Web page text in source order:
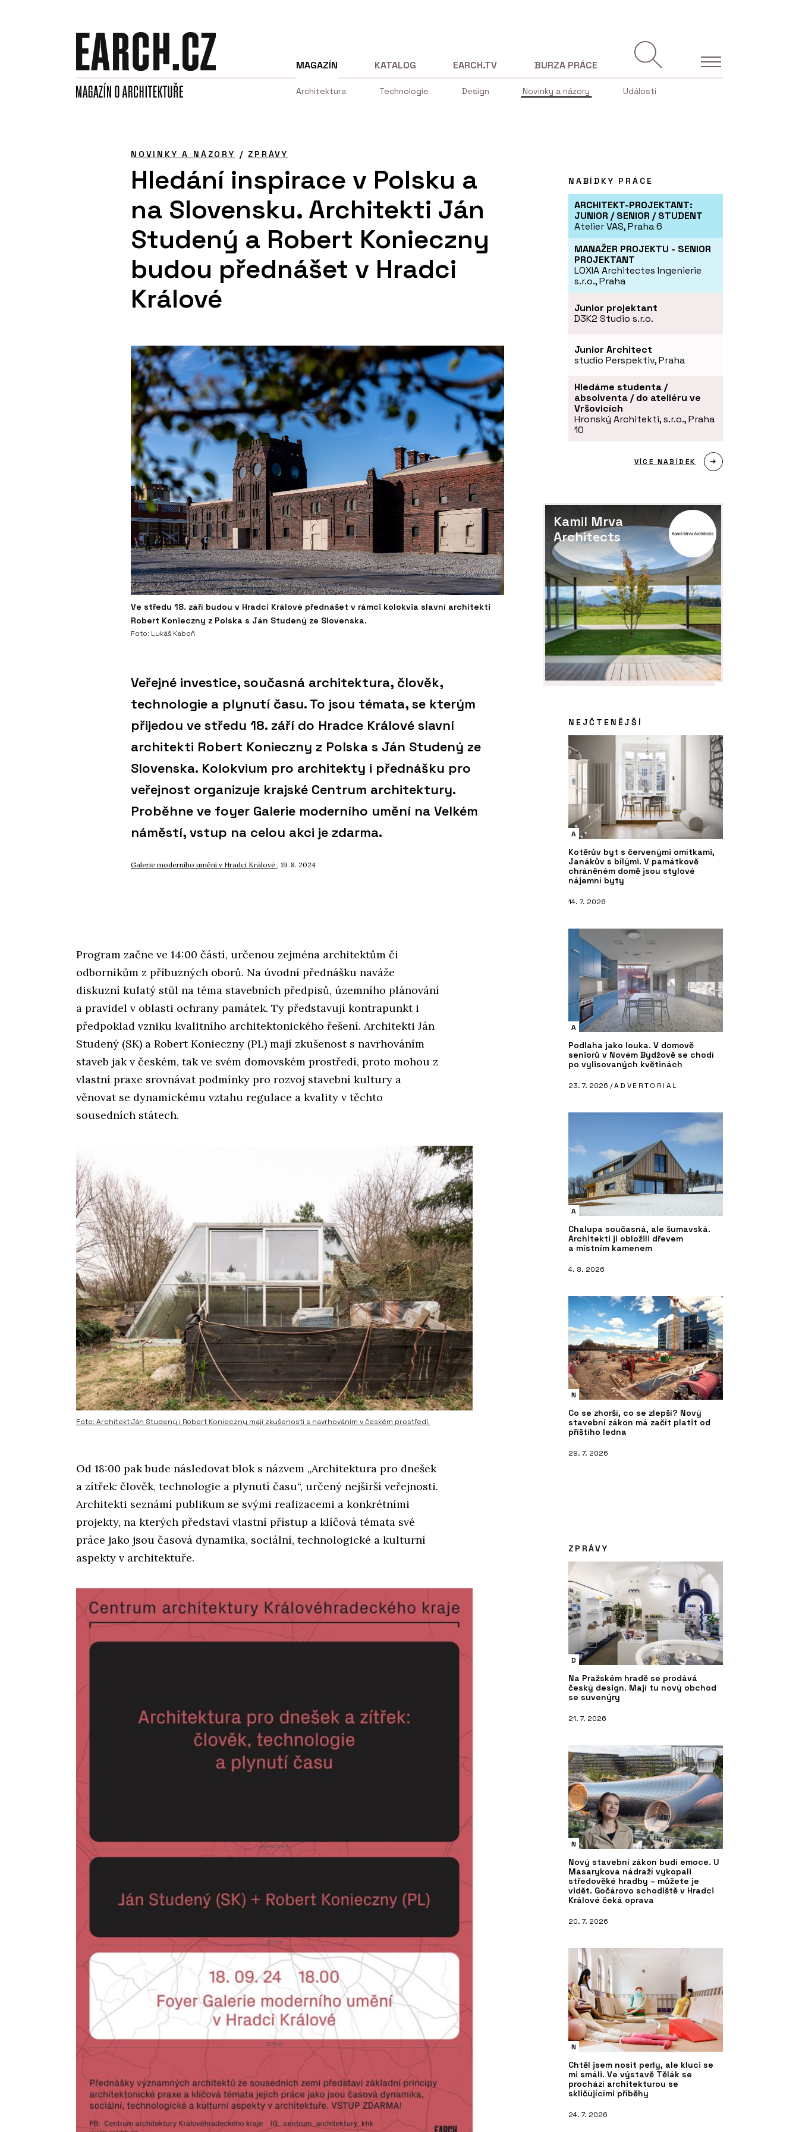
MAGAZÍN
Architektura Technologie Design Novinky a názory Události
KATALOG EARCH.TV BURZA PRÁCE
NOVINKY A NÁZORY / ZPRÁVY
Hledání inspirace v Polsku a
na Slovensku. Architekti Ján
Studený a Robert Konieczny
budou přednášet v Hradci
Králové
Ve středu 18. září budou v Hradci Králové přednášet v rámci kolokvia slavní architekti
Robert Konieczny z Polska s Ján Studený ze Slovenska.
Foto: Lukáš Kaboň
Veřejné investice, současná architektura, člověk,
technologie a plynutí času. To jsou témata, se kterým
přijedou ve středu 18. září do Hradce Králové slavní
architekti Robert Konieczny z Polska s Ján Studený ze
Slovenska. Kolokvium pro architekty i přednášku pro
veřejnost organizuje krajské Centrum architektury.
Proběhne ve foyer Galerie moderního umění na Velkém
náměstí, vstup na celou akci je zdarma.
Galerie moderního umění v Hradci Králové , 19. 8. 2024
Program začne ve 14:00 částí, určenou zejména architektům či
odborníkům z příbuzných oborů. Na úvodní přednášku naváže
diskuzní kulatý stůl na téma stavebních předpisů, územního plánování
a pravidel v oblasti ochrany památek. Ty představují kontrapunkt i
předpoklad vzniku kvalitního architektonického řešení. Architekti Ján
Studený (SK) a Robert Konieczny (PL) mají zkušenost s navrhováním
staveb jak v českém, tak ve svém domovském prostředí, proto mohou z
vlastní praxe srovnávat podmínky pro rozvoj stavební kultury a
věnovat se dynamickému vztahu regulace a kvality v těchto
sousedních státech.
Foto: Architekt Ján Studený i Robert Konieczny mají zkušenosti s navrhováním v českém prostředí.
Od 18:00 pak bude následovat blok s názvem „Architektura pro dnešek
a zítřek: člověk, technologie a plynutí času“, určený nejširší veřejnosti.
Architekti seznámí publikum se svými realizacemi a konkrétními
projekty, na kterých představí vlastní přístup a klíčová témata své
práce jako jsou časová dynamika, sociální, technologické a kulturní
aspekty v architektuře.
NABÍDKY PRÁCE
ARCHITEKT-PROJEKTANT:
JUNIOR / SENIOR / STUDENT
Atelier VAS, Praha 6
MANAŽER PROJEKTU - SENIOR
PROJEKTANT
LOXIA Architectes Ingenierie
s.r.o., Praha
Junior projektant
D3K2 Studio s.r.o.
Junior Architect
studio Perspektiv, Praha
Hledáme studenta /
absolventa / do ateliéru ve
Vršovicích
Hronský Architekti, s.r.o., Praha
10
VÍCE NABÍDEK
Kamil Mrva
Architects
NEJČTENĚJŠÍ
A
Kotěrův byt s červenými omítkami,
Janákův s bílými. V památkově
chráněném domě jsou stylové
nájemní byty
14. 7. 2026
A
Podlaha jako louka. V domově
seniorů v Novém Bydžově se chodí
po vylisovaných květinách
23. 7. 2026 /ADVERTORIAL
A
Chalupa současná, ale šumavská.
Architekti ji obložili dřevem
a místním kamenem
4. 8. 2026
N
Co se zhorší, co se zlepší? Nový
stavební zákon má začít platit od
příštího ledna
29. 7. 2026
ZPRÁVY
D
Na Pražském hradě se prodává
český design. Mají tu nový obchod
se suvenýry
21. 7. 2026
N
Nový stavební zákon budí emoce. U
Masarykova nádraží vykopali
středověké hradby – můžete je
vidět. Gočárovo schodiště v Hradci
Králové čeká oprava
20. 7. 2026
N
Chtěl jsem nosit perly, ale kluci se
mi smáli. Ve výstavě Tělák se
prochází architekturou se
skličujícími příběhy
24. 7. 2026